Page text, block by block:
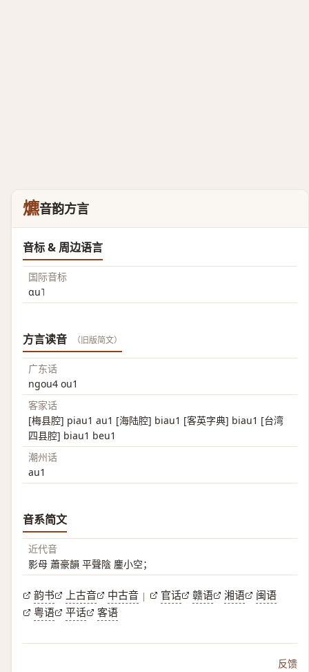
爊音韵方言
音标 & 周边语言
国际音标
ɑu˥
方言读音 （旧版简文）
广东话
ngou4 ou1
客家话
[梅县腔] piau1 au1 [海陆腔] biau1 [客英字典] biau1 [台湾
四县腔] biau1 beu1
潮州话
au1
音系简文
近代音
影母 蕭豪韻 平聲陰 鏖小空；
韵书 上古音 中古音 | 官话 赣语 湘语
闽语
粤语
平话 客语
反馈